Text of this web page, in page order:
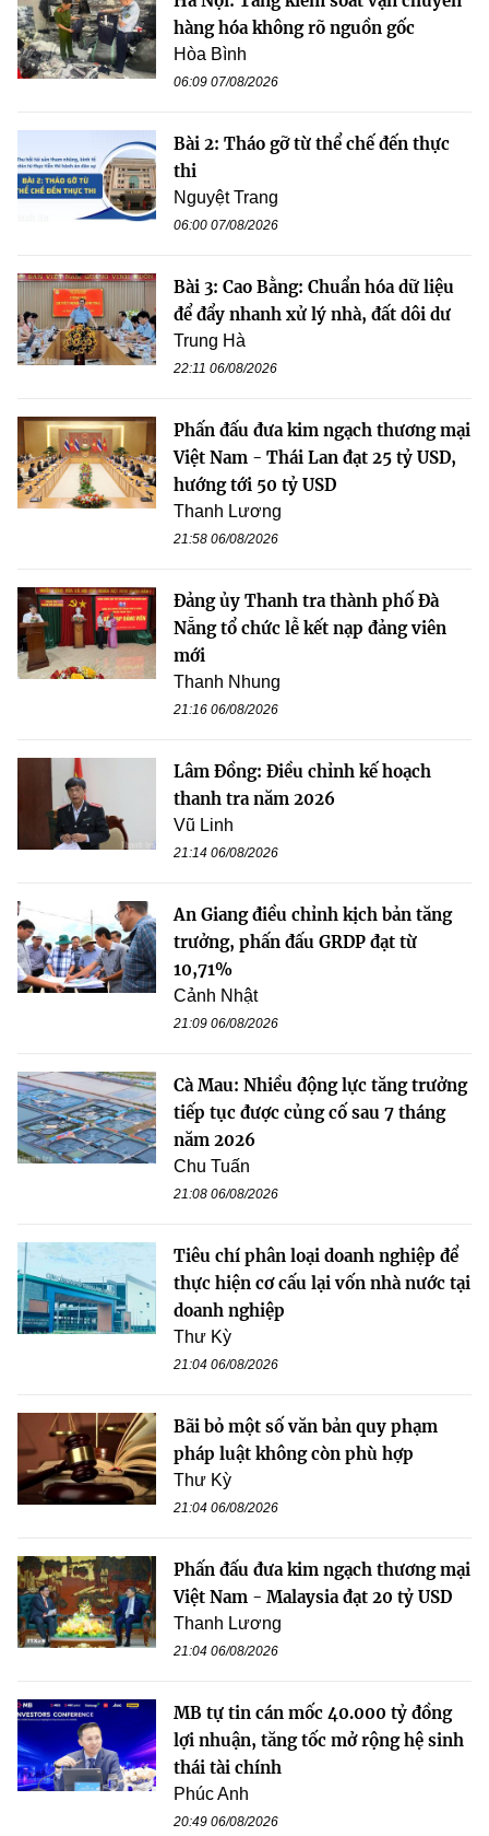
hàng hóa không rõ nguồn gốc
Hòa Bình
06:09 07/08/2026
Bài 2: Tháo gỡ từ thể chế đến thực
thi
Nguyệt Trang
06:00 07/08/2026
Bài 3: Cao Bằng: Chuẩn hóa dữ liệu
để đẩy nhanh xử lý nhà, đất dôi dư
Trung Hà
22:11 06/08/2026
Phấn đấu đưa kim ngạch thương mại
Việt Nam - Thái Lan đạt 25 tỷ USD,
hướng tới 50 tỷ USD
Thanh Lương
21:58 06/08/2026
Đảng ủy Thanh tra thành phố Đà
Nẵng tổ chức lễ kết nạp đảng viên
mới
Thanh Nhung
21:16 06/08/2026
Lâm Đồng: Điều chỉnh kế hoạch
thanh tra năm 2026
Vũ Linh
21:14 06/08/2026
An Giang điều chỉnh kịch bản tăng
trưởng, phấn đấu GRDP đạt từ
10,71%
Cảnh Nhật
21:09 06/08/2026
Cà Mau: Nhiều động lực tăng trưởng
tiếp tục được củng cố sau 7 tháng
năm 2026
Chu Tuấn
21:08 06/08/2026
Tiêu chí phân loại doanh nghiệp để
thực hiện cơ cấu lại vốn nhà nước tại
doanh nghiệp
Thư Kỳ
21:04 06/08/2026
Bãi bỏ một số văn bản quy phạm
pháp luật không còn phù hợp
Thư Kỳ
21:04 06/08/2026
Phấn đấu đưa kim ngạch thương mại
Việt Nam - Malaysia đạt 20 tỷ USD
Thanh Lương
21:04 06/08/2026
MB tự tin cán mốc 40.000 tỷ đồng
lợi nhuận, tăng tốc mở rộng hệ sinh
thái tài chính
Phúc Anh
20:49 06/08/2026